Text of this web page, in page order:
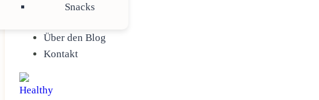
Snacks
Über den Blog
Kontakt